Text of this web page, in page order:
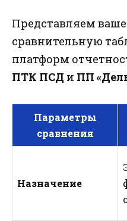
Представляем
сравнительную
платформ
ПТК ПСД и ПП
Параметры
сравнения
Назначение